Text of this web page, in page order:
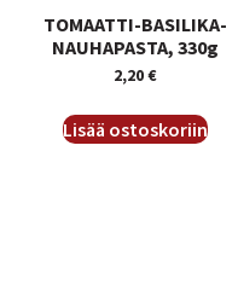
TOMAATTI-BASILIKA-
NAUHAPASTA, 330g
2,20€
Lisää ostoskoriin